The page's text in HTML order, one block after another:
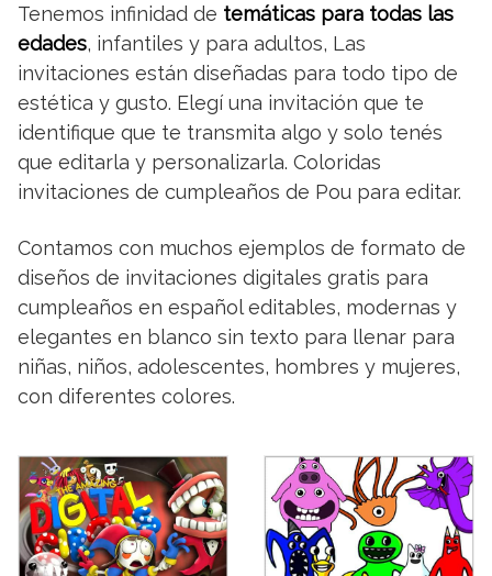
Tenemos infinidad de temáticas para todas las
edades, infantiles y para adultos, Las
invitaciones están diseñadas para todo tipo de
estética y gusto. Elegí una invitación que te
identifique que te transmita algo y solo tenés
que editarla y personalizarla. Coloridas
invitaciones de cumpleaños de Pou para editar.
Contamos con muchos ejemplos de formato de
diseños de invitaciones digitales gratis para
cumpleaños en español editables, modernas y
elegantes en blanco sin texto para llenar para
niñas, niños, adolescentes, hombres y mujeres,
con diferentes colores.